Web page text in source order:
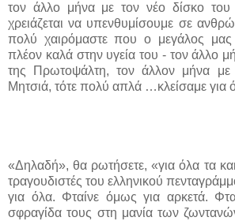
τον άλλο μήνα με τον νέο δίσκο
χρειάζεται να υπενθυμίσουμε σε
πολύ χαιρόμαστε που ο μεγάλος μας
πλέον καλά στην υγεία του - τον άλλο
της Πρωτοψάλτη, τον άλλον μήνα με
Μητσιά, τότε πολύ απλά …κλείσαμε για
«Δηλαδή», θα ρωτήσετε, «για όλα τα
τραγουδιστές του ελληνικού
για όλα. Φταίνε όμως για αρκετά.
σφραγίδα τους στη μανία των